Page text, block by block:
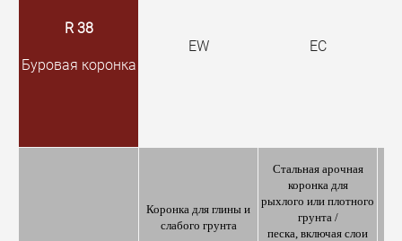
R 38
Буровая коронка
EW EC
Коронка для глины и
слабого грунта
Стальная арочная
коронка для
рыхлого или плотного
грунта /
песка, включая слои